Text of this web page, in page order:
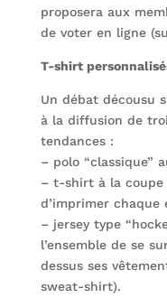
proposera aux
de voter en ligne
T-shirt
Un débat décousu
à la diffusion de
tendances :
– polo “classique”
– t-shirt à la coupe
d’imprimer chaque
– jersey type
l’ensemble de se
dessus ses
sweat-shirt).